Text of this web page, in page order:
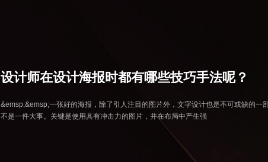
设计师在设计海报时都有哪些技巧手法呢？
&emsp;&emsp;一张好的海报，除了引人注目的图片外，文字设计也是不可或缺的一
不是一件大事。关键是使用具有冲击力的图片，并在布局中产生强